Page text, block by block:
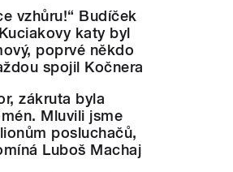
vzhůru!“ Budíček
katy byl
poprvé někdo
spojil Kočnera
zákruta byla
Mluvili jsme
posluchačů,
Luboš Machaj